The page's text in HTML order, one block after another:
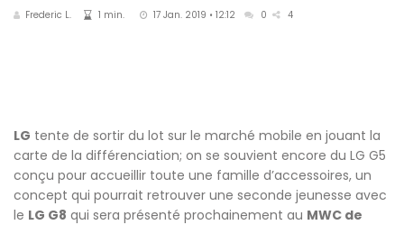
Frederic L. 1 min. 17 Jan. 2019 • 12:12 0 4
LG tente de sortir du lot sur le marché mobile en jouant la
carte de la différenciation; on se souvient encore du LG G5
conçu pour accueillir toute une famille d’accessoires, un
concept qui pourrait retrouver une seconde jeunesse avec
le LG G8 qui sera présenté prochainement au MWC de